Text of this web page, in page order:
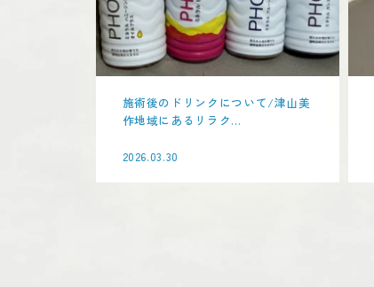
施術後のドリンクについて/津山美
作地域にあるリラク...
2026.03.30